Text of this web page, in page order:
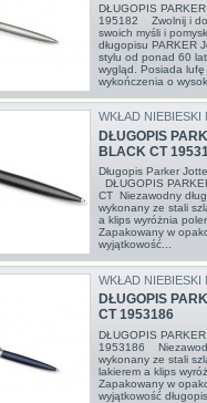
DŁUGOPIS
195182 Zwolnij i
swoich myśli i
długopisu PARKER
stylu od ponad 60
wygląd. Posiada
wykończenia o
WKŁAD NIEBIESKI
DŁUGOPIS
BLACK CT
Długopis Parker
DŁUGOPIS
CT Niezawodny
wykonany ze stali
a klips wyróżnia
Zapakowany w
wyjątkowość...
WKŁAD NIEBIESKI
DŁUGOPIS
CT 1953186
DŁUGOPIS
1953186
wykonany ze stali
lakierem a klips
Zapakowany w
wyjątkowość